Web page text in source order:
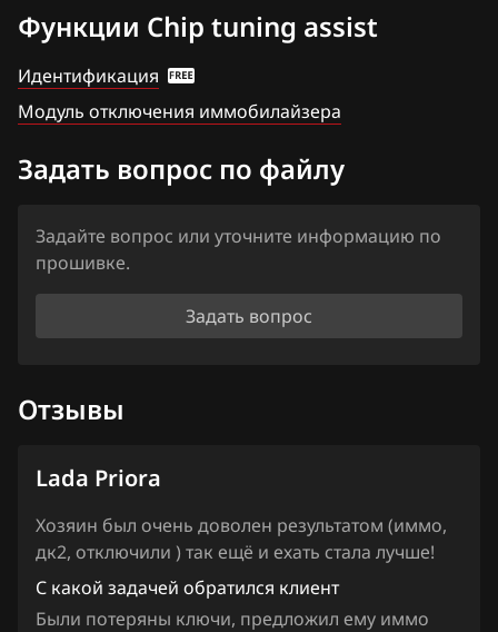
Hummer
Hyundai
Infiniti
Iran Khodro
Iveco
JAC
Jaecoo
Jetour
Kaiyi
Kia
King Long
Функции Chip tuning assist
Идентификация
Модуль отключения иммобилайзера
Задать вопрос по файлу
Задайте вопрос или уточните информацию по
прошивке.
Задать вопрос
Отзывы
Lada Priora
Хозяин был очень доволен результатом (иммо,
дк2, отключили ) так ещё и ехать стала лучше!
С какой задачей обратился клиент
Были потеряны ключи, предложил ему иммо